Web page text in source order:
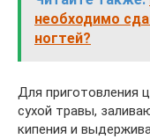
необходимо
ногтей?
Для приготовления
сухой травы,
кипения и